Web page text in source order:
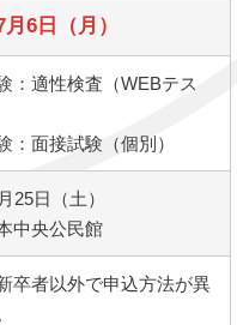
6日（月）
：適性検査（WEBテス
：面接試験（個別）
25日（土）
中央公民館
卒者以外で申込方法が異